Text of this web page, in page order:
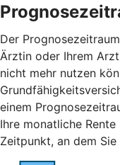
Der
Ärztin oder Ihrem
nicht mehr nutzen
einem
Ihre monatliche
Zeitpunkt, an dem